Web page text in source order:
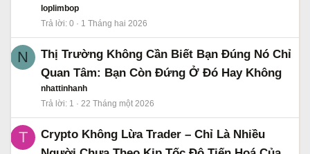
loplimbop
Trả lời 0 1 Tháng hai 2026
N
Thị Trường Không Cần Biết Bạn Đúng Nó Chỉ
Quan Tâm: Bạn Còn Đứng Ở Đó Hay Không
nhattinhanh
Trả lời 1 22 Tháng một 2026
T
Crypto Không Lừa Trader – Chỉ Là Nhiều